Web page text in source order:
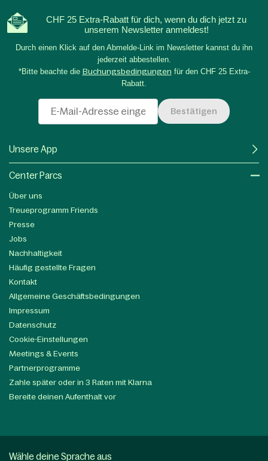
CHF 25 Extra-Rabatt für dich, wenn du dich jetzt zu
unserem Newsletter anmeldest!
Durch einen Klick auf den Abmelde-Link im Newsletter kannst du ihn
jederzeit abbestellen.
*Bitte beachte die Buchungsbedingungen für den CHF 25 Extra-
Rabatt.
Bestätigen
Unsere App
Center Parcs
Über uns
Treueprogramm Friends
Presse
Jobs
Nachhaltigkeit
Häufig gestellte Fragen
Kontakt
Allgemeine Geschäftsbedingungen
Impressum
Datenschutz
Cookie-Einstellungen
Meetings & Events
Partnerprogramme
Zahle später oder in 3 Raten mit Klarna
Bereite deinen Aufenthalt vor
Wähle deine Sprache aus